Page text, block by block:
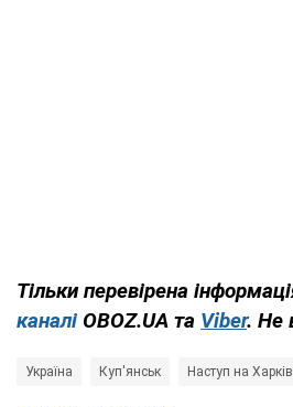
Тільки перевірена
каналі OBOZ.UA та Viber. Не
Україна Куп'янськ Наступ на